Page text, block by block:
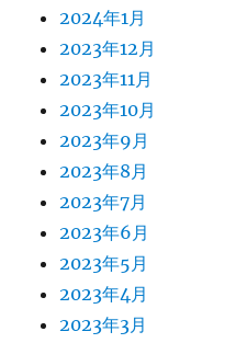
2024年1月
2023年12月
2023年11月
2023年10月
2023年9月
2023年8月
2023年7月
2023年6月
2023年5月
2023年4月
2023年3月